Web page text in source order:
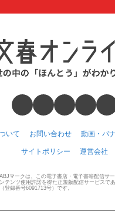
いて お問い合わせ 動画・バ
サイトポリシー 運営会社
ABJマークは、この電子書店・電子書籍配信サ
ンテンツ使用許諾を得た正規版配信サービスで
（登録番号6091713号）です。